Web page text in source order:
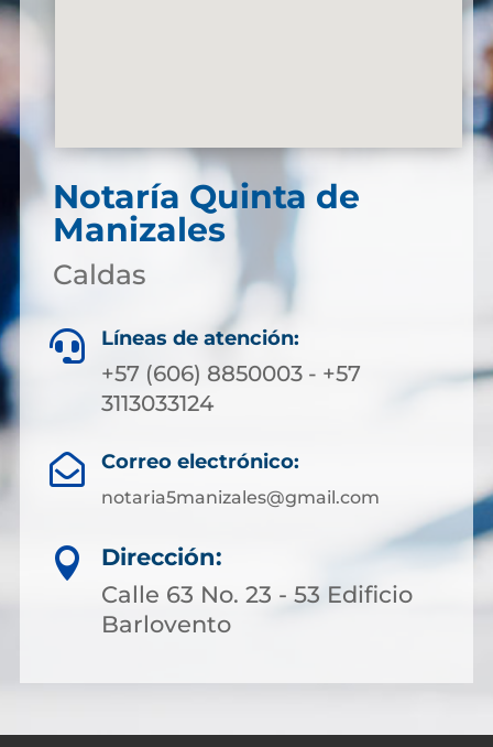
Notaría Quinta de
Manizales
Caldas
 Líneas de atención:
+57 (606) 8850003 - +57
3113033124
 Correo electrónico:
notaria5manizales@gmail.com

Dirección:
Calle 63 No. 23 - 53 Edificio
Barlovento